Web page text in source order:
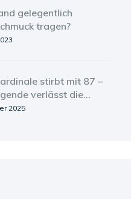
gelegentlich
tragen?
stirbt mit 87 –
verlässt die
2025